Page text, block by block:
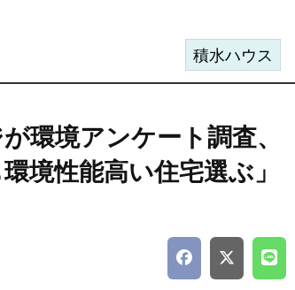
積水ハウス
環境アンケート調査、
環境性能高い住宅選ぶ」